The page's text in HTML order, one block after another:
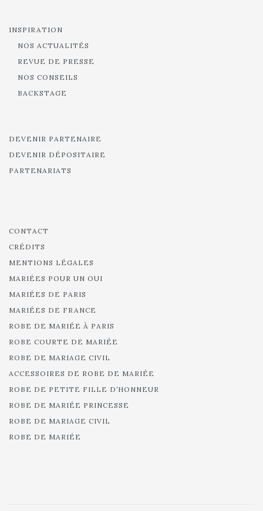
INSPIRATION
NOS ACTUALITÉS
REVUE DE PRESSE
NOS CONSEILS
BACKSTAGE
DEVENIR PARTENAIRE
DEVENIR DÉPOSITAIRE
PARTENARIATS
CONTACT
CRÉDITS
MENTIONS LÉGALES
MARIÉES POUR UN OUI
MARIÉES DE PARIS
MARIÉES DE FRANCE
ROBE DE MARIÉE À PARIS
ROBE COURTE DE MARIÉE
ROBE DE MARIAGE CIVIL
ACCESSOIRES DE ROBE DE MARIÉE
ROBE DE PETITE FILLE D’HONNEUR
ROBE DE MARIÉE PRINCESSE
ROBE DE MARIAGE CIVIL
ROBE DE MARIÉE